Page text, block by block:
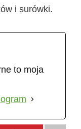
i surówki.
to moja